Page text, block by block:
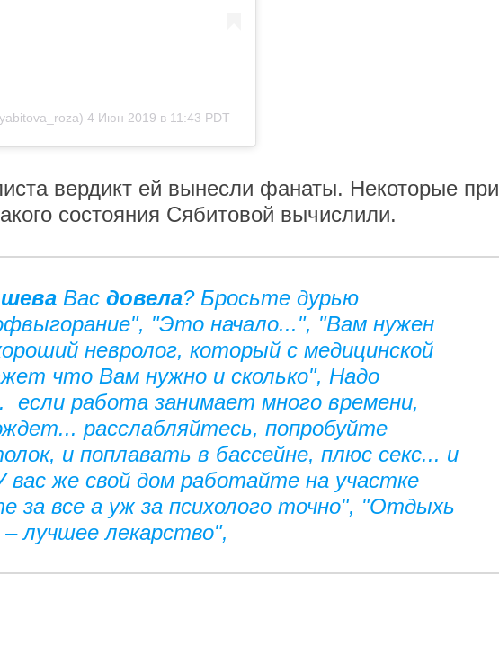
4 Июн 2019 в 11:43 PDT
вердикт ей вынесли фанаты. Некоторые при
состояния Сябитовой вычислили.
Вас довела? Бросьте дурью
"Это начало...", "Вам нужен
невролог, который с медицинской
что Вам нужно и сколько", Надо
если работа занимает много времени,
расслабляйтесь, попробуйте
и поплавать в бассейне, плюс секс... и
вас же свой дом работайте на участке
за все а уж за психолого точно", "Отдыхь
лучшее лекарство",